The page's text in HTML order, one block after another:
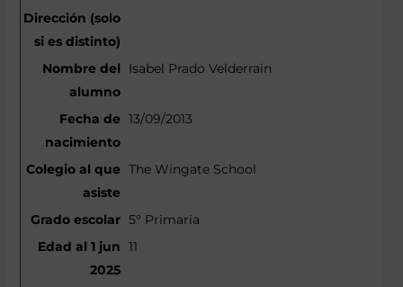
Isabel Prado Velderrain
13/09/2013
The Wingate School
5° Primaria
11